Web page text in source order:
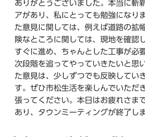
ありがとうございました。本当に斬
アがあり、私にとっても勉強になり
た意見に関しては、例えば道路の拡
険なところに関しては、現地を確認
すぐに進め、ちゃんとした工事が必
次段階を追ってやっていきたいと思
た意見は、少しずつでも反映してい
す。ぜひ市松生活を楽しんでいただ
張ってください。本日はお疲れさま
あり、タウンミーティングが終了し